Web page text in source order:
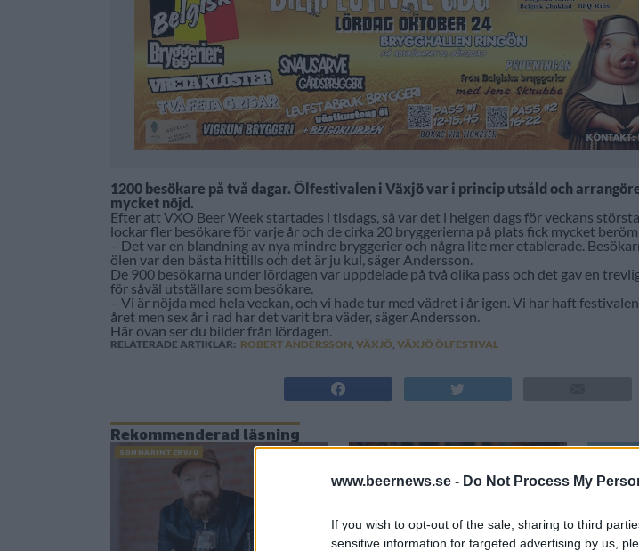
www.beernews.se - Do Not Process My
If you wish to opt-out of the sale, sharing to third
sensitive information for targeted advertising by us,
1200 besökare på två dagar. Ölfestivalen i Växjö var i princip utsåld och
mycket nöjd.
Efter att VXO Beer Week startades i tisdags, så var det i helgen dags för veckans
lockar fler besökare för varje år och de cirka 20 bryggerierna på plats fick mycket
– Det var en blandning av nya mindre bryggerier och några lite mer etablerade.
ölen var den bästa hittills och det är ju kul, säger Andersson.
De 900 besökarna under lördagen var uppdelade på två olika pass och det gav en
för såväl utställare som besökare.
– Vi är nöjda med hela veckan, och vi hade tur med vädret i år igen. Vi har haft
året men sex år i rad har det varit bra väder, säger Andersson.
Här ovan ser du bilder från lördagen.
RELATERADE ARTIKLAR: ROBERT ANDERSSON,VÄXJÖ,VÄXJÖ ÖLFESTIVAL
Rekommenderad läsning
SOMMARINTERVJU